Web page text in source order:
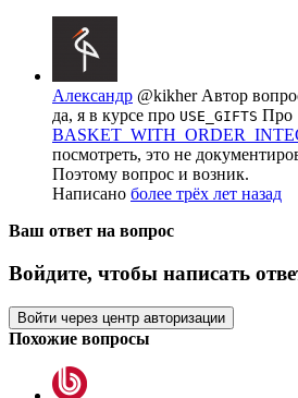
Александр @kikher Автор
да, я в курсе про USE_GIFTS Про
посмотреть, это не
Поэтому вопрос и возник.
Написано более трёх лет назад
Ваш ответ на вопрос
Войдите, чтобы написать
Войти через центр авторизации
Похожие вопросы